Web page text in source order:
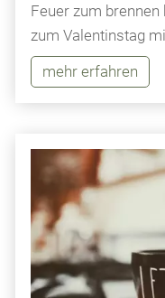
Feuer zum
zum Valentinstag
mehr erfahren